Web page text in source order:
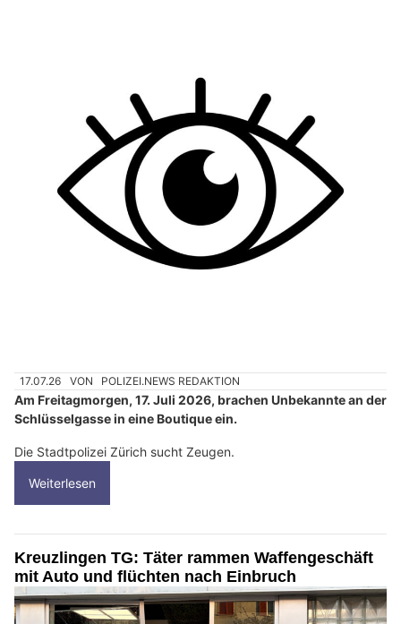
17.07.26 VON POLIZEI.NEWS REDAKTION
Am Freitagmorgen, 17. Juli 2026, brachen Unbekannte an der
Schlüsselgasse in eine Boutique ein.
Die Stadtpolizei Zürich sucht Zeugen.
Weiterlesen
Kreuzlingen TG: Täter rammen Waffengeschäft
mit Auto und flüchten nach Einbruch